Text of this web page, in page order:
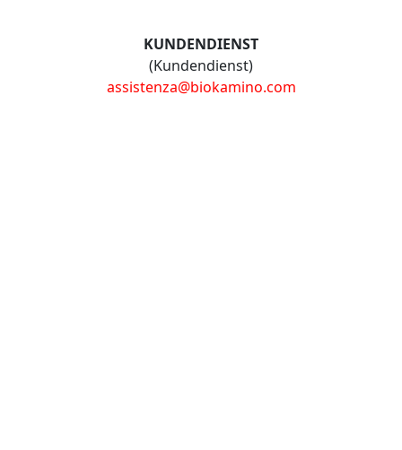
KUNDENDIENST
(Kundendienst)
assistenza@biokamino.com